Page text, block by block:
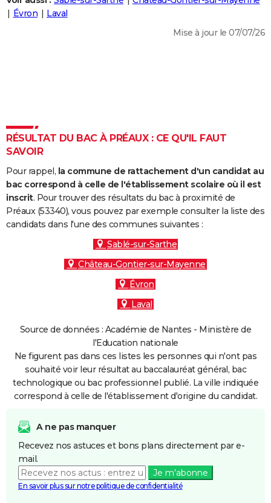
Destinations
City break
Voyage nature
Voyage de noces
Forum
Climat
PHOTO
Dictionnaire
Biographies
Citations
Expressions
Proverbes
PROGRAMME TV
S'inscrire
Se connecter
Lycées
Collèges
Primaires
Universités
Entreprises
Service militaire
Avis de recherche
AVIS DE DÉCÈS
FORUM
Évron
Laval
Mise à jour le 07/07/26
RÉSULTAT DU BAC À PRÉAUX : CE QU'IL FAUT
SAVOIR
Pour rappel, la commune de rattachement d'un candidat au
bac correspond à celle de l'établissement scolaire où il est
inscrit. Pour trouver des résultats du bac à proximité de
Préaux (53340), vous pouvez par exemple consulter la liste des
candidats dans l'une des communes suivantes :
Sablé-sur-Sarthe
Château-Gontier-sur-Mayenne
Évron
Laval
Source de données : Académie de Nantes - Ministère de
l'Education nationale
Ne figurent pas dans ces listes les personnes qui n'ont pas
souhaité voir leur résultat au baccalauréat général, bac
technologique ou bac professionnel publié. La ville indiquée
correspond à celle de l'établissement d'origine du candidat.
A ne pas manquer
Recevez nos astuces et bons plans directement par e-
mail.
Je m'abonne
En savoir plus sur notre politique de confidentialité